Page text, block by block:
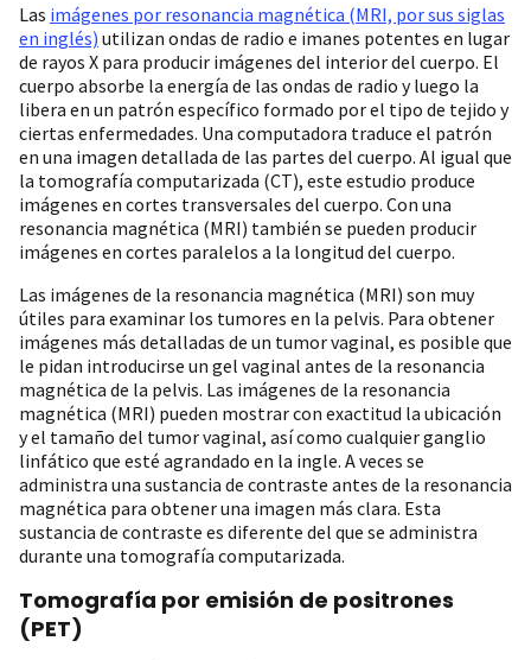
Las imágenes por resonancia magnética (MRI, por sus siglas
en inglés) utilizan ondas de radio e imanes potentes en lugar
de rayos X para producir imágenes del interior del cuerpo. El
cuerpo absorbe la energía de las ondas de radio y luego la
libera en un patrón específico formado por el tipo de tejido y
ciertas enfermedades. Una computadora traduce el patrón
en una imagen detallada de las partes del cuerpo. Al igual que
la tomografía computarizada (CT), este estudio produce
imágenes en cortes transversales del cuerpo. Con una
resonancia magnética (MRI) también se pueden producir
imágenes en cortes paralelos a la longitud del cuerpo.
Las imágenes de la resonancia magnética (MRI) son muy
útiles para examinar los tumores en la pelvis. Para obtener
imágenes más detalladas de un tumor vaginal, es posible que
le pidan introducirse un gel vaginal antes de la resonancia
magnética de la pelvis. Las imágenes de la resonancia
magnética (MRI) pueden mostrar con exactitud la ubicación
y el tamaño del tumor vaginal, así como cualquier ganglio
linfático que esté agrandado en la ingle. A veces se
administra una sustancia de contraste antes de la resonancia
magnética para obtener una imagen más clara. Esta
sustancia de contraste es diferente del que se administra
durante una tomografía computarizada.
Tomografía por emisión de positrones
(PET)